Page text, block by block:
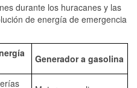
durante los huracanes y las
de energía de emergencia
Generador a gasolina